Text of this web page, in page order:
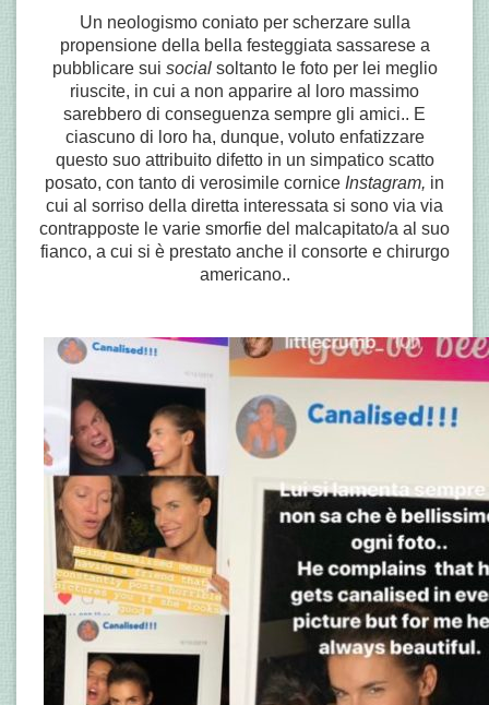
Un neologismo coniato per scherzare sulla
propensione della bella festeggiata sassarese a
pubblicare sui social soltanto le foto per lei meglio
riuscite, in cui a non apparire al loro massimo
sarebbero di conseguenza sempre gli amici.. E
ciascuno di loro ha, dunque, voluto enfatizzare
questo suo attribuito difetto in un simpatico scatto
posato, con tanto di verosimile cornice Instagram, in
cui al sorriso della diretta interessata si sono via via
contrapposte le varie smorfie del malcapitato/a al suo
fianco, a cui si è prestato anche il consorte e chirurgo
americano..